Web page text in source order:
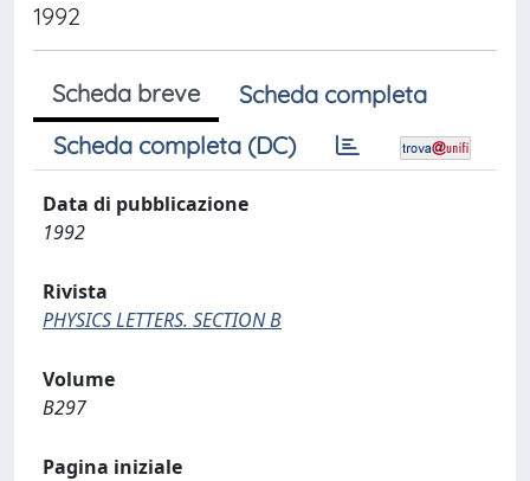
1992
Scheda breve
Scheda completa
Scheda completa (DC)
Data di pubblicazione
1992
Rivista
PHYSICS LETTERS. SECTION B
Volume
B297
Pagina iniziale